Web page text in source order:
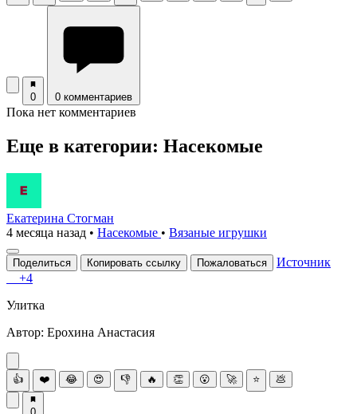
0 0 комментариев
Пока нет комментариев
Еще в категории: Насекомые
Екатерина Стогман
4 месяца назад • Насекомые • Вязаные игрушки
Поделиться Копировать ссылку Пожаловаться
Источник
+4
Улиткa
Автоp: Εрохина Анacтacия
👍 ❤️ 😂 😍 👎 🔥 👏 😮 🚀 ⭐ 💩